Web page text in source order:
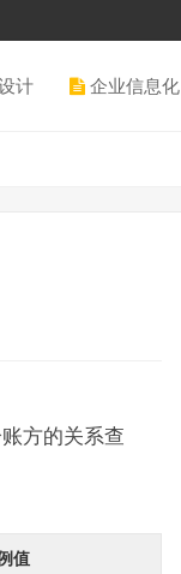
计 企业信息化
方的关系查
值